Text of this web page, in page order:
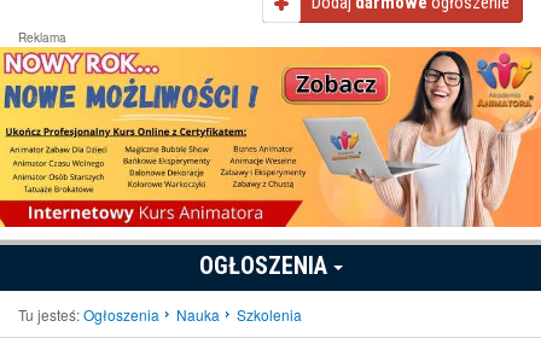
Reklama
OGŁOSZENIA
Tu jesteś:Ogłoszenia Nauka Szkolenia